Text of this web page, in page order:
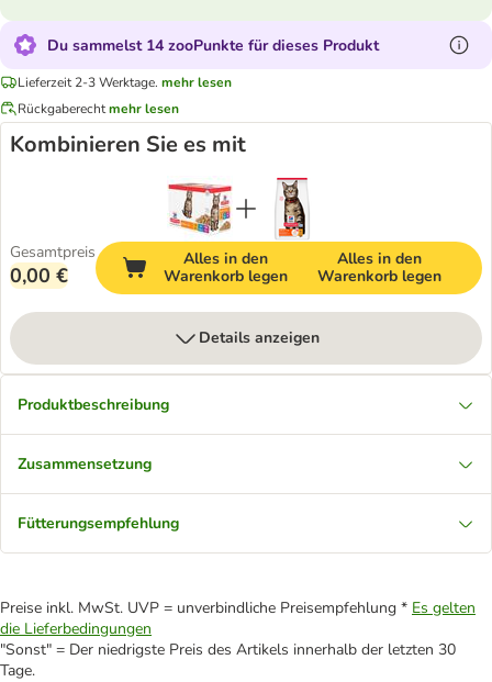
Du sammelst 14 zooPunkte für dieses Produkt
Lieferzeit 2-3 Werktage. mehr lesen
Rückgaberechtmehr lesen
Kombinieren Sie es mit
Gesamtpreis
0,00 €
Alles in den
Warenkorb legen
Alles in den
Warenkorb legen
Details anzeigen
Produktbeschreibung
Zusammensetzung
Fütterungsempfehlung
Preise inkl. MwSt. UVP = unverbindliche Preisempfehlung * Es gelten
die Lieferbedingungen
"Sonst" = Der niedrigste Preis des Artikels innerhalb der letzten 30
Tage.